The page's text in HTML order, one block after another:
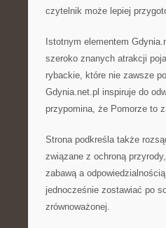
czytelnik może lepiej
Istotnym elementem
szeroko znanych atrakcji
rybackie, które nie zawsze
Gdynia.net.pl inspiruje do
przypomina, że Pomorze to
Strona podkreśla także
związane z ochroną
zabawą a
jednocześnie zostawiać po
zrównoważonej.